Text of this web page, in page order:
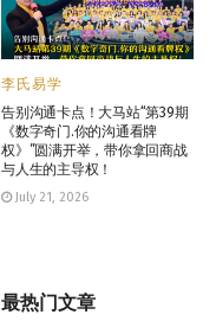
李氏易学
告别沟通卡点！大马站“第39期
《数字奇门.你的沟通看牌
权》”圆满开举，带你拿回商战
与人生的主导权！
July 21, 2026
最热门文章